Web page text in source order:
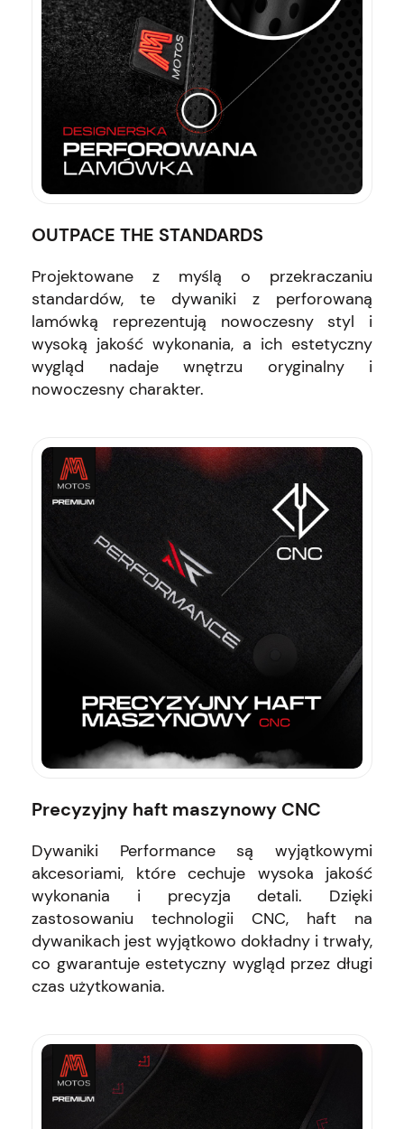
OUTPACE THE STANDARDS
Projektowane z myślą o przekraczaniu
standardów, te dywaniki z perforowaną
lamówką reprezentują nowoczesny styl i
wysoką jakość wykonania, a ich estetyczny
wygląd nadaje wnętrzu oryginalny i
nowoczesny charakter.
Precyzyjny haft maszynowy CNC
Dywaniki Performance są wyjątkowymi
akcesoriami, które cechuje wysoka jakość
wykonania i precyzja detali. Dzięki
zastosowaniu technologii CNC, haft na
dywanikach jest wyjątkowo dokładny i trwały,
co gwarantuje estetyczny wygląd przez długi
czas użytkowania.